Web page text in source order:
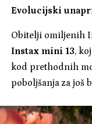
Evolucijski
Obitelji omiljenih
Instax mini 13,
kod prethodnih
poboljšanja za još